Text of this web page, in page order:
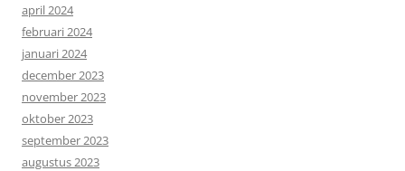
april 2024
februari 2024
januari 2024
december 2023
november 2023
oktober 2023
september 2023
augustus 2023